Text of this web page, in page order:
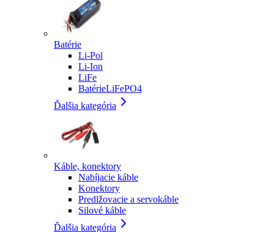
Batérie
Li-Pol
Li-Ion
LiFe
BatérieLiFePO4
Ďalšia kategória
Káble, konektory
Nabíjacie káble
Konektory
Predlžovacie a servokáble
Silové káble
Ďalšia kategória